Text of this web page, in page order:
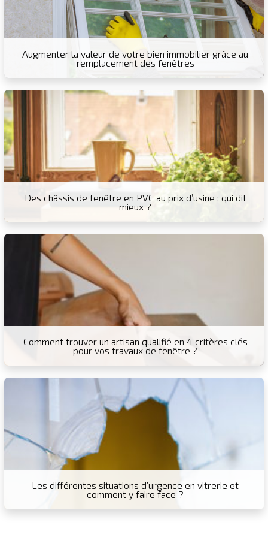
Augmenter la valeur de votre bien immobilier grâce au
remplacement des fenêtres
Des châssis de fenêtre en PVC au prix d’usine : qui dit
mieux ?
Comment trouver un artisan qualifié en 4 critères clés
pour vos travaux de fenêtre ?
Les différentes situations d’urgence en vitrerie et
comment y faire face ?